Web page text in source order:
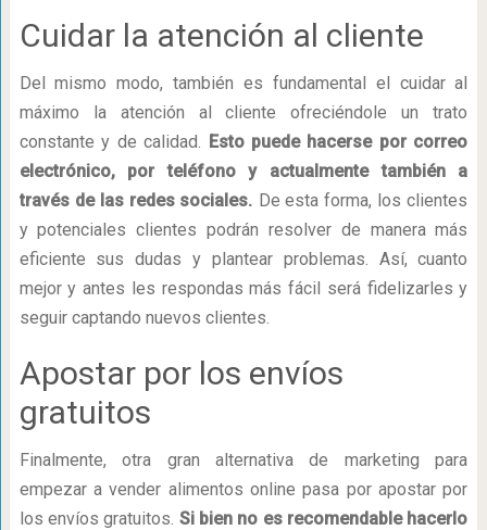
Cuidar la atención al cliente
Del mismo modo, también es fundamental el cuidar al
máximo la atención al cliente ofreciéndole un trato
constante y de calidad. Esto puede hacerse por correo
electrónico, por teléfono y actualmente también a
través de las redes sociales. De esta forma, los clientes
y potenciales clientes podrán resolver de manera más
eficiente sus dudas y plantear problemas. Así, cuanto
mejor y antes les respondas más fácil será fidelizarles y
seguir captando nuevos clientes.
Apostar por los envíos
gratuitos
Finalmente, otra gran alternativa de marketing para
empezar a vender alimentos online pasa por apostar por
los envíos gratuitos. Si bien no es recomendable hacerlo